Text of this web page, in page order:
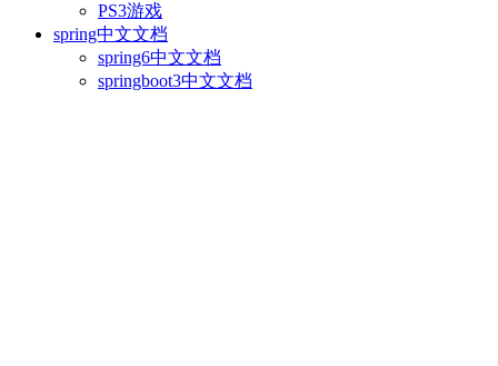
PS3游戏
spring中文文档
spring6中文文档
springboot3中文文档